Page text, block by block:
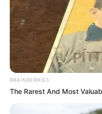
BRAINBERRIES
The Rarest And Most